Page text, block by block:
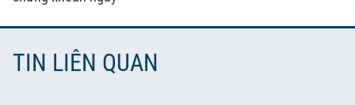
TIN LIÊN QUAN